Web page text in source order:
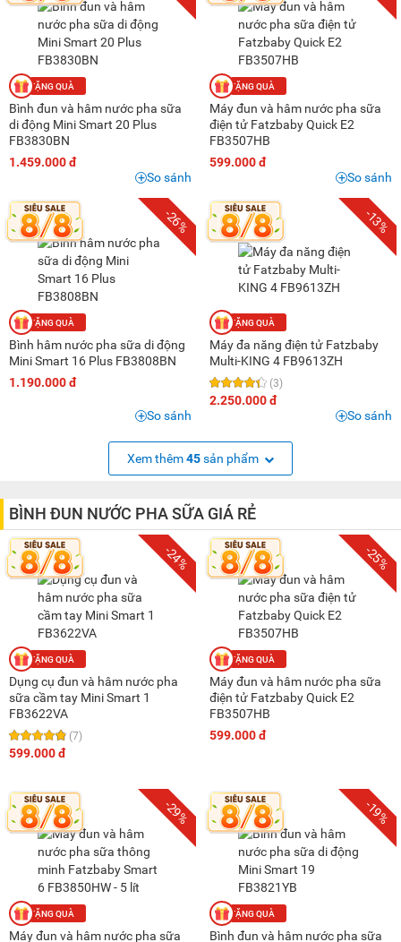
Bình đun và hâm nước pha sữa
di động Mini Smart 20 Plus
FB3830BN
1.459.000 đ
So sánh
Máy đun và hâm nước pha sữa
điện tử Fatzbaby Quick E2
FB3507HB
599.000 đ
So sánh
-26%
Bình hâm nước pha sữa di động
Mini Smart 16 Plus FB3808BN
1.190.000 đ
So sánh
-13%
Máy đa năng điện tử Fatzbaby
Multi-KING 4 FB9613ZH
(3)
2.250.000 đ
So sánh
Xem thêm45sản phẩm
BÌNH ĐUN NƯỚC PHA SỮA GIÁ RẺ
-24%
Dụng cụ đun và hâm nước pha
sữa cầm tay Mini Smart 1
FB3622VA
(7)
599.000 đ
-25%
Máy đun và hâm nước pha sữa
điện tử Fatzbaby Quick E2
FB3507HB
599.000 đ
-29%
Máy đun và hâm nước pha sữa
-19%
Bình đun và hâm nước pha sữa